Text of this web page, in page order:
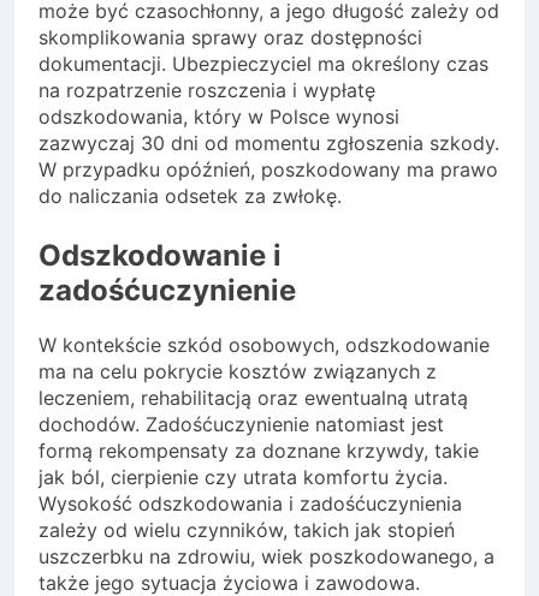
może być czasochłonny, a jego długość zależy od
skomplikowania sprawy oraz dostępności
dokumentacji. Ubezpieczyciel ma określony czas
na rozpatrzenie roszczenia i wypłatę
odszkodowania, który w Polsce wynosi
zazwyczaj 30 dni od momentu zgłoszenia szkody.
W przypadku opóźnień, poszkodowany ma prawo
do naliczania odsetek za zwłokę.
Odszkodowanie i
zadośćuczynienie
W kontekście szkód osobowych, odszkodowanie
ma na celu pokrycie kosztów związanych z
leczeniem, rehabilitacją oraz ewentualną utratą
dochodów. Zadośćuczynienie natomiast jest
formą rekompensaty za doznane krzywdy, takie
jak ból, cierpienie czy utrata komfortu życia.
Wysokość odszkodowania i zadośćuczynienia
zależy od wielu czynników, takich jak stopień
uszczerbku na zdrowiu, wiek poszkodowanego, a
także jego sytuacja życiowa i zawodowa.